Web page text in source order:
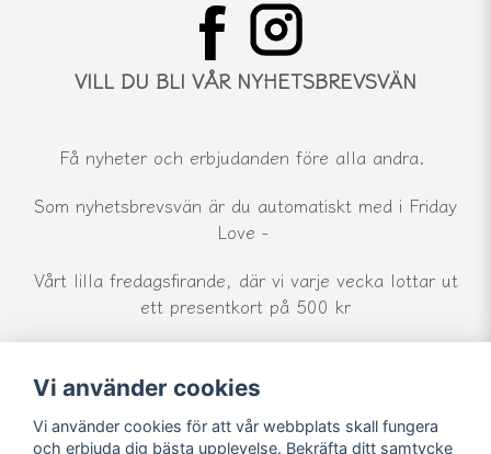
VILL DU BLI VÅR NYHETSBREVSVÄN
Få nyheter och erbjudanden före alla andra.
Som nyhetsbrevsvän är du automatiskt med i Friday
Love -
Vårt lilla fredagsfirande, där vi varje vecka lottar ut
ett presentkort på 500 kr
Mejladress Skicka
Vi använder cookies
Vi använder cookies för att vår webbplats skall fungera
och erbjuda dig bästa upplevelse. Bekräfta ditt samtycke